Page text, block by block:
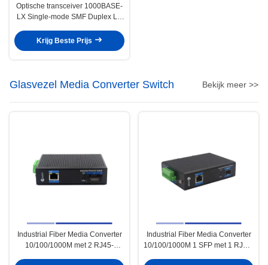
Optische transceiver 1000BASE-
LX Single-mode SMF Duplex LC
Krijg Beste Prijs
Glasvezel Media Converter Switch Bekijk meer >>
Industrial Fiber Media Converter
10/100/1000M met 2 RJ45-
Industrial Fiber Media Converter
10/100/1000M 1 SFP met 1 RJ45-